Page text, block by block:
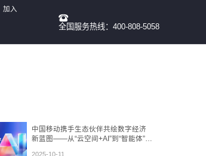
加入
全国服务热线：400-808-5058
中国移动携手生态伙伴共绘数字经济
新蓝图——从“云空间+AI”到“智能体”，
2025-10-11